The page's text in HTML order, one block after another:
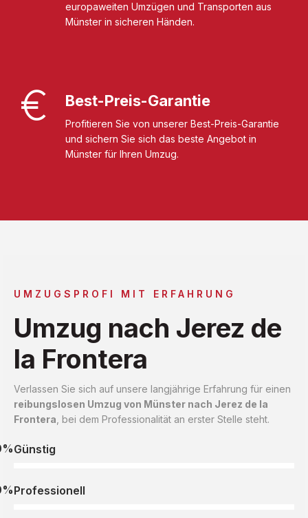
europaweiten Umzügen und Transporten aus
Münster in sicheren Händen.
Best-Preis-Garantie
Profitieren Sie von unserer Best-Preis-Garantie
und sichern Sie sich das beste Angebot in
Münster für Ihren Umzug.
UMZUGSPROFI MIT ERFAHRUNG
Umzug nach Jerez de
la Frontera
Verlassen Sie sich auf unsere langjährige Erfahrung für einen
reibungslosen Umzug von Münster nach Jerez de la
Frontera , bei dem Professionalität an erster Stelle steht.
Günstig
Professionell